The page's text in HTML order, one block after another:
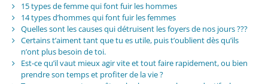
15 types de femme qui font fuir les hommes
14 types d’hommes qui font fuir les femmes
Quelles sont les causes qui détruisent les foyers de nos jours ???
Certains t’aiment tant que tu es utile, puis t’oublient dès qu’ils
n’ont plus besoin de toi.
Est-ce qu’il vaut mieux agir vite et tout faire rapidement, ou bien
prendre son temps et profiter de la vie ?